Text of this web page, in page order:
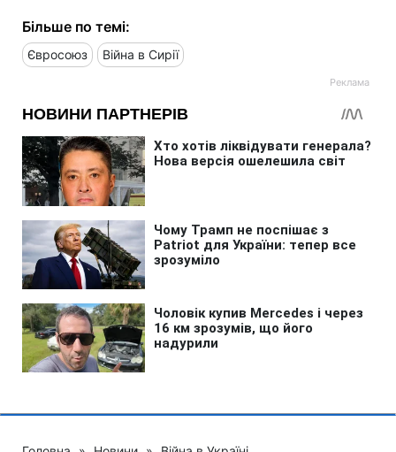
Більше по темі:
Євросоюз Війна в Сирії